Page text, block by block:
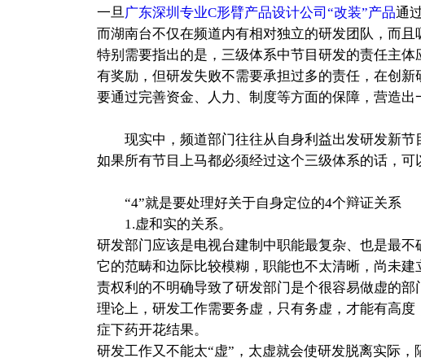
一旦 广东深圳专业C形臂产品设计公司“改装”产品通
而湖南台不仅在频道内有相对独立的研发团队，而
特别需要指出的是，三级体系中节目研发的责任主体
有奖励，但研发失败不需要承担过多的责任，在创
要通过完善资金、人力、制度等方面的保障，营造
现实中，频道部门往往从自身利益出发研发新节
如果所有节目上马都必须经过这个三级体系的话，
“4”就是要处理好关于自身定位的4个辩证关系
1.虚和实的关系。
研发部门应该是电视台建制中职能最复杂、也是最不
它的范畴和边际比较模糊，职能也不太清晰，尚未建
责权利的不明确导致了研发部门是个很容易做虚的部
理论上，研发工作需要务虚，只有务虚，才能有高
症下药开花结果。
研发工作又不能太“虚”，太虚就会使研发脱离实际，